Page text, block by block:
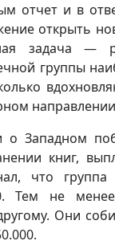
отчет и в
открыть
—
группы
о Западном
книг,
что группа
Тем не
Они